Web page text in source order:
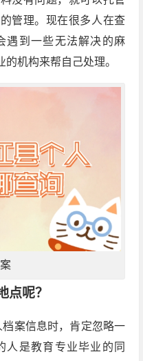
管理。现在很多人在查
遇到一些无法解决的麻
机构来帮自己处理。
点呢？
案信息时，肯定忽略一
人是教育专业毕业的同